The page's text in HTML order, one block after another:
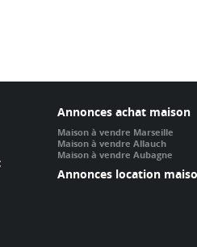
Annonces achat maison
Maison à vendre Marseille
Maison à vendre Allauch
Maison à vendre Aubagne
Annonces location